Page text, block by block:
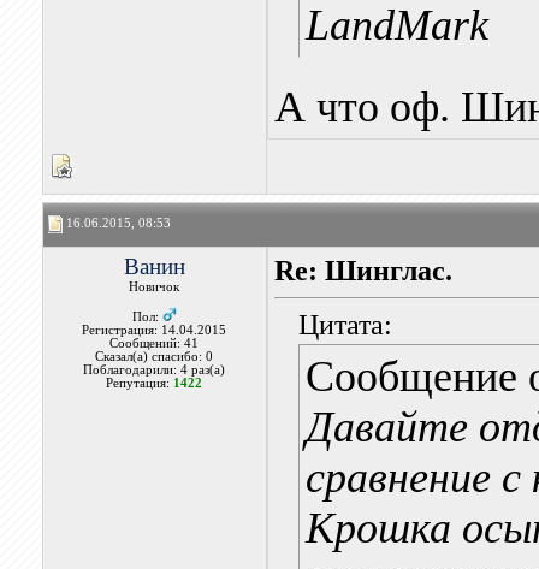
LandMark
А что оф.
16.06.2015, 08:53
Ванин
Новичок
Пол:
Регистрация: 14.04.2015
Сообщений: 41
Сказал(а) спасибо: 0
Поблагодарили: 4 раз(а)
Репутация: 1422
Re: Шинглас.
Цитата:
Сообщение
Давайте
сравнение
Крошка